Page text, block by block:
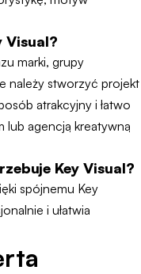
Visual?
marki, grupy
należy stworzyć projekt
atrakcyjny i łatwo
lub agencją kreatywną
Key Visual?
spójnemu Key
i ułatwia